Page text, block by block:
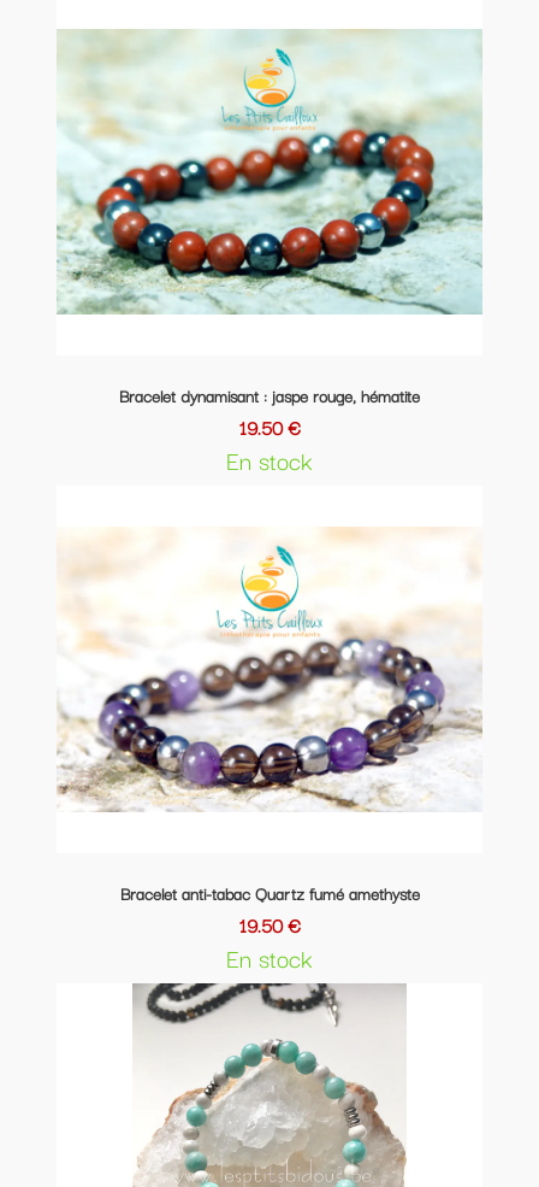
Bracelet dynamisant : jaspe rouge, hématite
19.50 €
En stock
Bracelet anti-tabac Quartz fumé amethyste
19.50 €
En stock